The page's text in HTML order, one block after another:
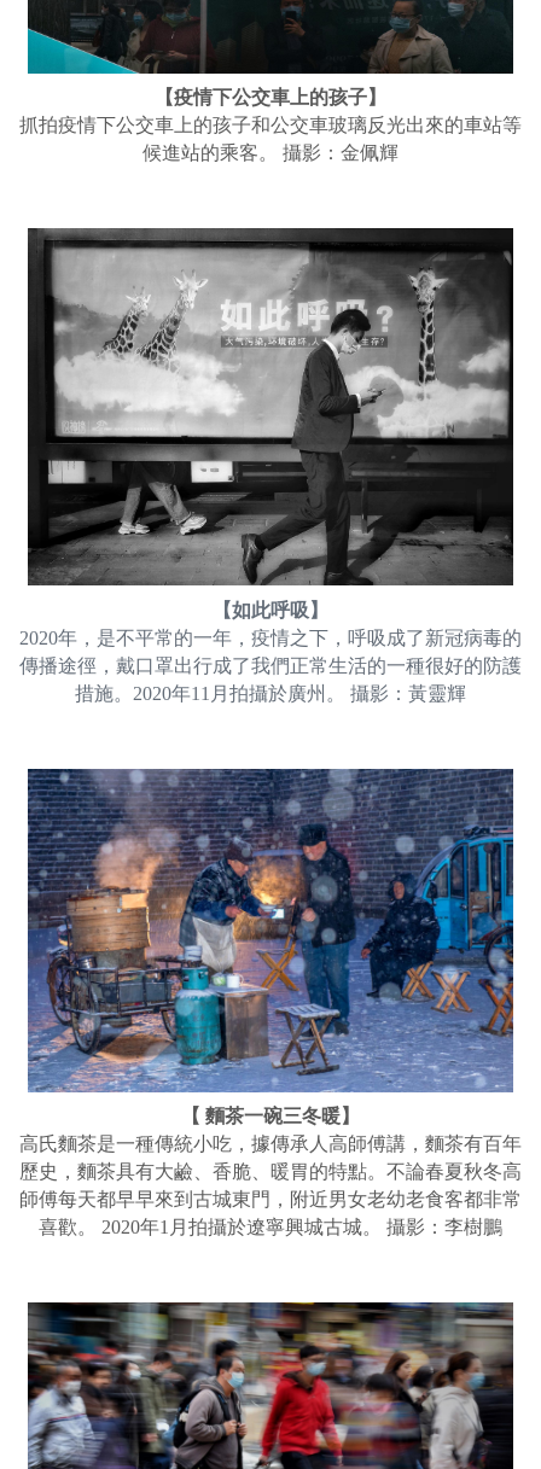
【疫情下公交車上的孩子】
抓拍疫情下公交車上的孩子和公交車玻璃反光出來的車站等
候進站的乘客。 攝影：金佩輝
【如此呼吸】
2020年，是不平常的一年，疫情之下，呼吸成了新冠病毒的
傳播途徑，戴口罩出行成了我們正常生活的一種很好的防護
措施。2020年11月拍攝於廣州。 攝影：黃靈輝
【 麵茶一碗三冬暖】
高氏麵茶是一種傳統小吃，據傳承人高師傅講，麵茶有百年
歷史，麵茶具有大鹼、香脆、暖胃的特點。不論春夏秋冬高
師傅每天都早早來到古城東門，附近男女老幼老食客都非常
喜歡。 2020年1月拍攝於遼寧興城古城。 攝影：李樹鵬